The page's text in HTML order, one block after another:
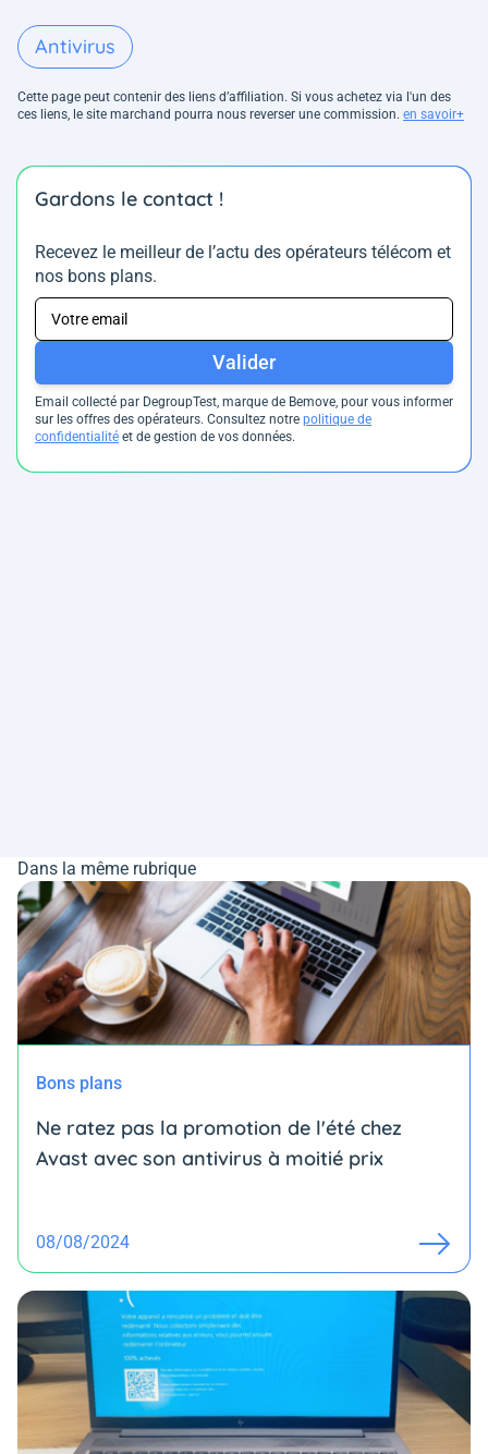
Antivirus
Cette page peut contenir des liens d’affiliation. Si vous achetez via l'un des
ces liens, le site marchand pourra nous reverser une commission. en savoir+
Gardons le contact !
Recevez le meilleur de l’actu des opérateurs télécom et
nos bons plans.
Valider
Email collecté par DegroupTest, marque de Bemove, pour vous informer
sur les offres des opérateurs. Consultez notre politique de
confidentialité et de gestion de vos données.
Dans la même rubrique
Bons plans
Ne ratez pas la promotion de l'été chez
Avast avec son antivirus à moitié prix
08/08/2024